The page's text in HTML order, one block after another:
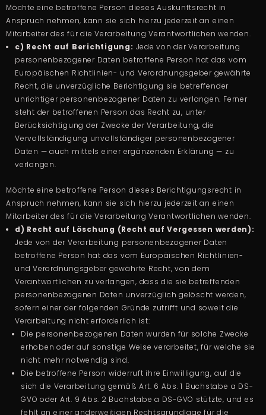
Möchte eine betroffene Person dieses Auskunftsrecht in
Anspruch nehmen, kann sie sich hierzu jederzeit an einen
Mitarbeiter des für die Verarbeitung Verantwortlichen wenden.
c) Recht auf Berichtigung: Jede von der Verarbeitung
personenbezogener Daten betroffene Person hat das vom
Europäischen Richtlinien- und Verordnungsgeber gewährte
Recht, die unverzügliche Berichtigung sie betreffender
unrichtiger personenbezogener Daten zu verlangen. Ferner
steht der betroffenen Person das Recht zu, unter
Berücksichtigung der Zwecke der Verarbeitung, die
Vervollständigung unvollständiger personenbezogener
Daten — auch mittels einer ergänzenden Erklärung — zu
verlangen.
Möchte eine betroffene Person dieses Berichtigungsrecht in
Anspruch nehmen, kann sie sich hierzu jederzeit an einen
Mitarbeiter des für die Verarbeitung Verantwortlichen wenden.
d) Recht auf Löschung (Recht auf Vergessen werden):
Jede von der Verarbeitung personenbezogener Daten
betroffene Person hat das vom Europäischen Richtlinien-
und Verordnungsgeber gewährte Recht, von dem
Verantwortlichen zu verlangen, dass die sie betreffenden
personenbezogenen Daten unverzüglich gelöscht werden,
sofern einer der folgenden Gründe zutrifft und soweit die
Verarbeitung nicht erforderlich ist:
Die personenbezogenen Daten wurden für solche Zwecke
erhoben oder auf sonstige Weise verarbeitet, für welche sie
nicht mehr notwendig sind.
Die betroffene Person widerruft ihre Einwilligung, auf die
sich die Verarbeitung gemäß Art. 6 Abs. 1 Buchstabe a DS-
GVO oder Art. 9 Abs. 2 Buchstabe a DS-GVO stützte, und es
fehlt an einer anderweitigen Rechtsgrundlage für die